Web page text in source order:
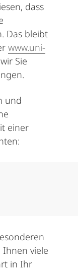
dass
Das bleibt
www.uni-
Sie
und
einer
viele
in Ihr